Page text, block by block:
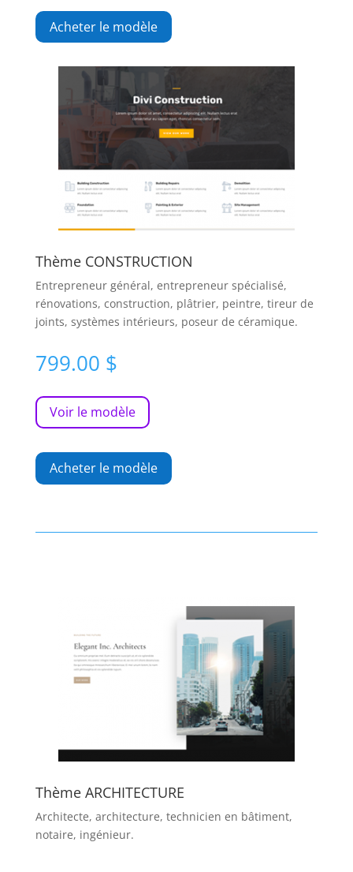
Acheter le modèle
Thème CONSTRUCTION
Entrepreneur général, entrepreneur spécialisé,
rénovations, construction, plâtrier, peintre, tireur de
joints, systèmes intérieurs, poseur de céramique.
799.00 $
Voir le modèle
Acheter le modèle
Thème ARCHITECTURE
Architecte, architecture, technicien en bâtiment,
notaire, ingénieur.